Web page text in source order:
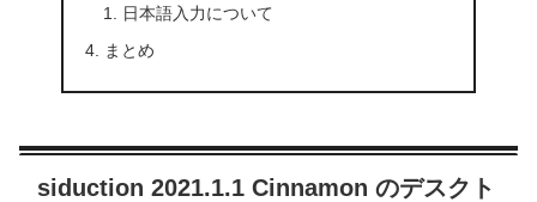
日本語入力について
まとめ
siduction 2021.1.1 Cinnamon のデスクト